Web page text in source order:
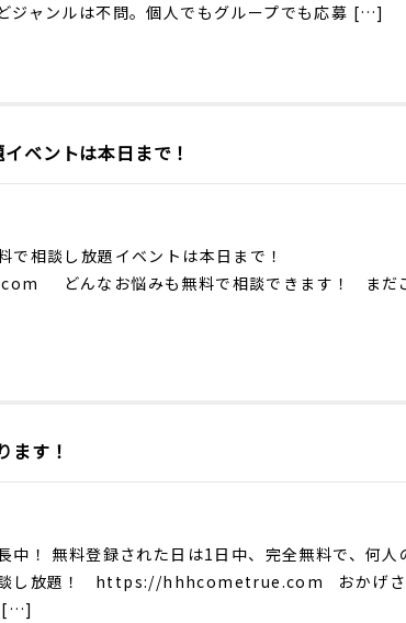
ジャンルは不問。個人でもグループでも応募 […]
ベントは本日まで！
で相談し放題イベントは本日まで！
どんなお悩みも無料で相談できます！ まだ
ます！
中！ 無料登録された日は1日中、完全無料で、何人
し放題！ https://hhhcometrue.com
おかげ
[…]